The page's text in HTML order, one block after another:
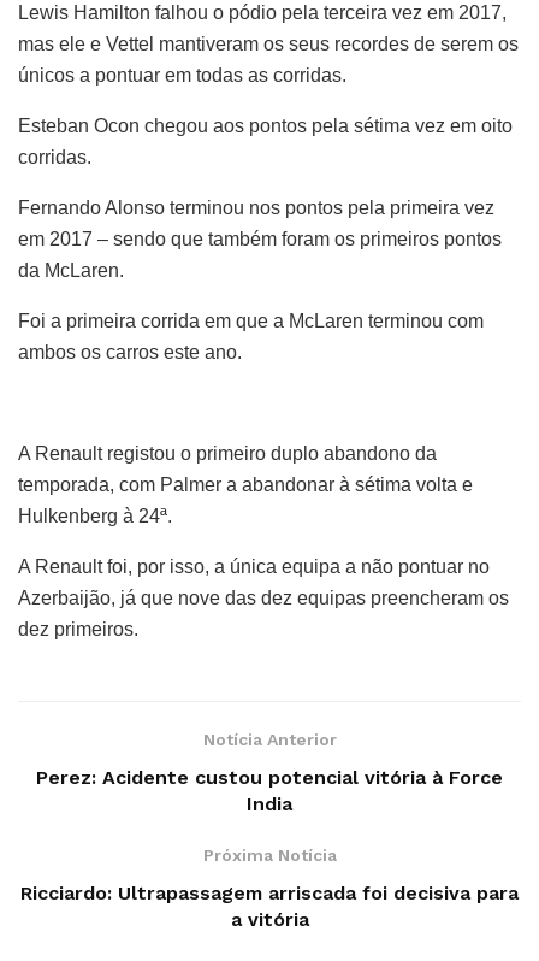
Lewis Hamilton falhou o pódio pela terceira vez em 2017,
mas ele e Vettel mantiveram os seus recordes de serem os
únicos a pontuar em todas as corridas.
Esteban Ocon chegou aos pontos pela sétima vez em oito
corridas.
Fernando Alonso terminou nos pontos pela primeira vez
em 2017 – sendo que também foram os primeiros pontos
da McLaren.
Foi a primeira corrida em que a McLaren terminou com
ambos os carros este ano.
A Renault registou o primeiro duplo abandono da
temporada, com Palmer a abandonar à sétima volta e
Hulkenberg à 24ª.
A Renault foi, por isso, a única equipa a não pontuar no
Azerbaijão, já que nove das dez equipas preencheram os
dez primeiros.
Notícia Anterior
Perez: Acidente custou potencial vitória à Force
India
Próxima Notícia
Ricciardo: Ultrapassagem arriscada foi decisiva para
a vitória